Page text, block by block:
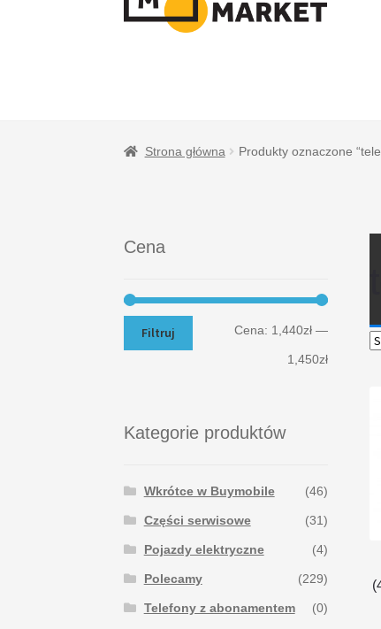
Strona główna Produkty oznaczone
Cena
Filtruj Cena: 1,440zł —
1,450zł
Kategorie produktów
Wkrótce w Buymobile (46)
Części serwisowe (31)
Pojazdy elektryczne (4)
Polecamy (229)
Telefony z abonamentem (0)